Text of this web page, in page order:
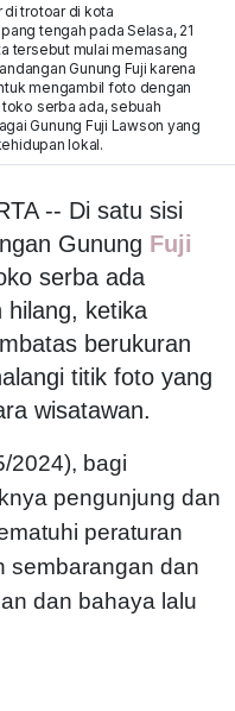
di trotoar di kota
tengah pada Selasa, 21
tersebut mulai memasang
Gunung Fuji karena
mengambil foto dengan
serba ada, sebuah
Gunung Fuji Lawson yang
lokal.
-- Di satu sisi
Gunung Fuji
serba ada
hilang, ketika
berukuran
titik foto yang
wisatawan.
2024), bagi
pengunjung dan
peraturan
sembarangan dan
dan bahaya lalu